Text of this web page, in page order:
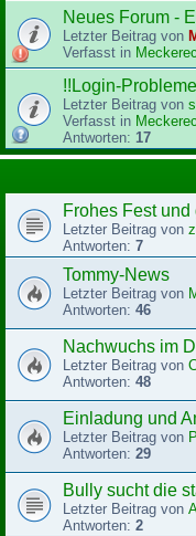
Neues Forum -
Letzter Beitrag von
Verfasst in
!!Login-
Letzter Beitrag von
Verfasst in
Antworten: 17
Frohes Fest
Letzter Beitrag von
Antworten: 7
Tommy-News
Letzter Beitrag von
Antworten: 46
Nachwuchs im
Letzter Beitrag von
Antworten: 48
Einladung und
Letzter Beitrag von
Antworten: 29
Bully sucht die
Letzter Beitrag von
Antworten: 2